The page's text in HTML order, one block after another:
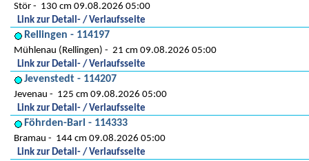
Stör
130 cm 09.08.2026 05:00
Link zur Detail- / Verlaufsseite
Rellingen - 114197
Mühlenau (Rellingen)
21 cm 09.08.2026 05:00
Link zur Detail- / Verlaufsseite
Jevenstedt - 114207
Jevenau
125 cm 09.08.2026 05:00
Link zur Detail- / Verlaufsseite
Föhrden-Barl - 114333
Bramau
144 cm 09.08.2026 05:00
Link zur Detail- / Verlaufsseite